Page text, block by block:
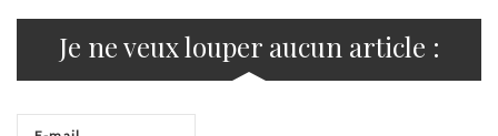
Je ne veux louper aucun article :